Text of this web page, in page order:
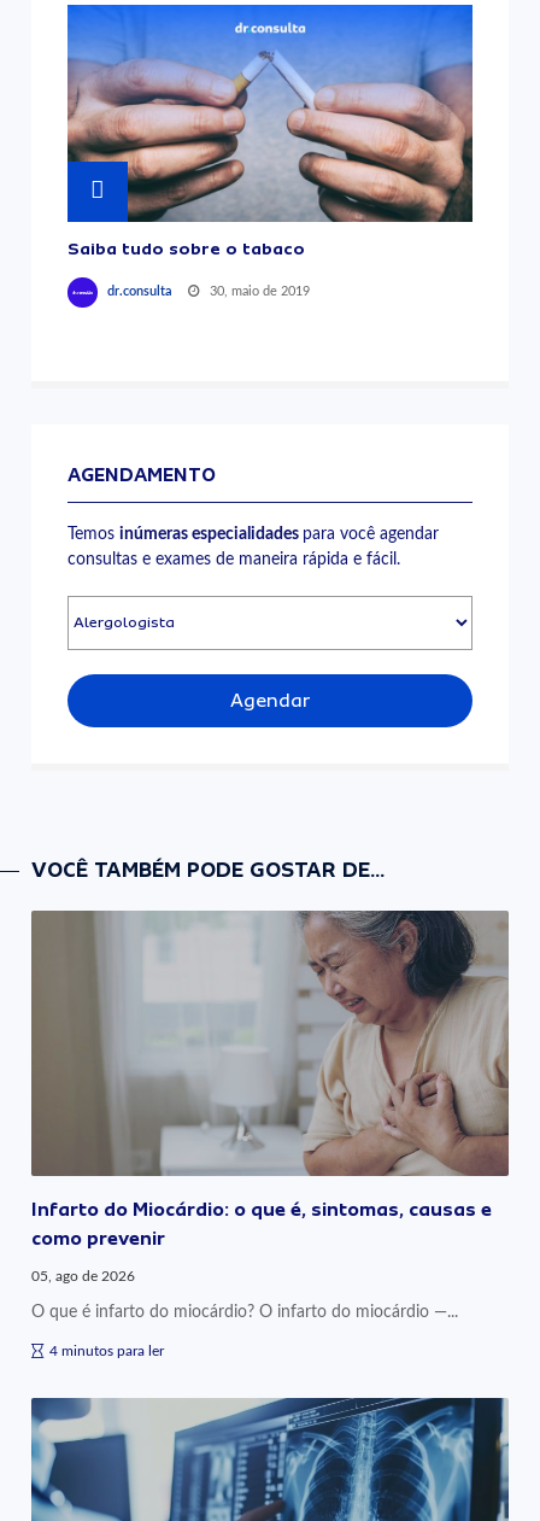
Saiba tudo sobre o tabaco
dr.consulta 30, maio de 2019
AGENDAMENTO
Temosinúmeras especialidades para você agendar
consultas e exames de maneira rápida e fácil.
Agendar
VOCÊ TAMBÉM PODE GOSTAR DE...
Infarto do Miocárdio: o que é, sintomas, causas e
como prevenir
05, ago de 2026
O que é infarto do miocárdio? O infarto do miocárdio —...
4 minutos para ler